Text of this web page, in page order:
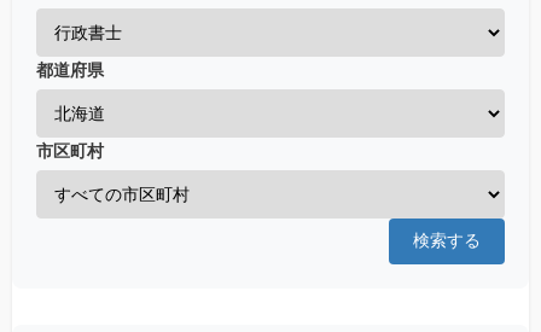
都道府県
市区町村
検索する